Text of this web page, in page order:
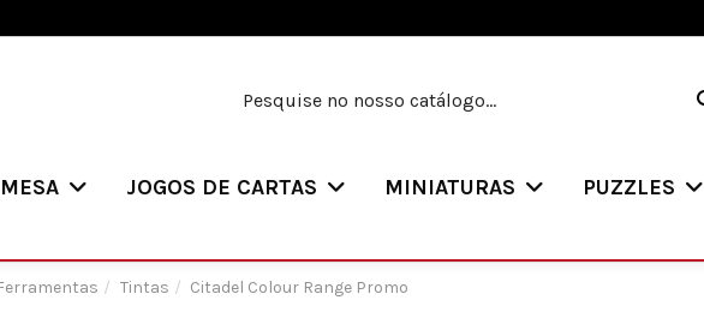
JOGOS DE CARTAS MINIATURAS PUZZLES
Tintas Citadel Colour Range Promo